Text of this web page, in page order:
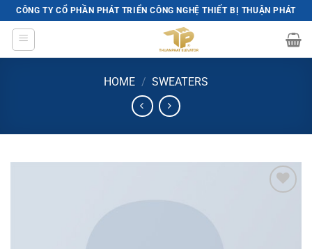
Skip
to
content
CÔNG TY CỔ PHẦN PHÁT TRIỂN CÔNG NGHỆ THIẾT BỊ THUẬN PHÁT
HOME / SWEATERS